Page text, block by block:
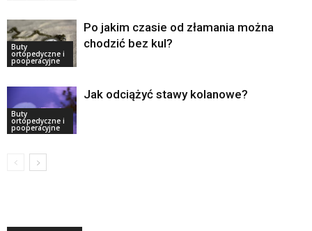
Buty
ortopedyczne i
pooperacyjne
Po jakim czasie od złamania można
chodzić bez kul?
Buty
ortopedyczne i
pooperacyjne
Jak odciążyć stawy kolanowe?